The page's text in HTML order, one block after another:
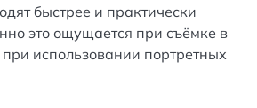
быстрее и практически
это ощущается при съёмке в
использовании портретных